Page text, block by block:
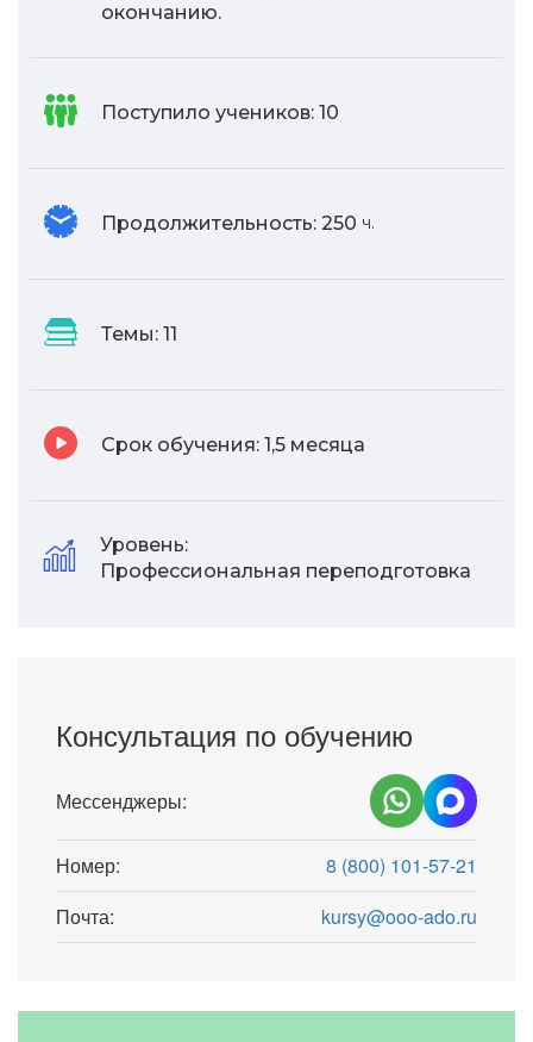
окончанию.
Поступило учеников: 10
Продолжительность: 250 ч.
Темы: 11
Срок обучения: 1,5 месяца
Уровень:
Профессиональная переподготовка
Консультация по обучению
Мессенджеры:
Номер:
8 (800) 101-57-21
Почта:
kursy@ooo-ado.ru